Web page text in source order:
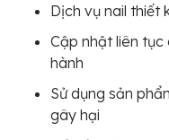
Dịch vụ nail thiết
Cập nhật liên
hành
Sử dụng sản
gây hại